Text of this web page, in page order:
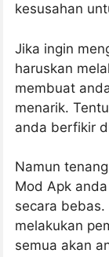
kesusahan
Jika ingin
haruskan
membuat
menarik.
anda berfikir
Namun
Mod Apk
secara
melakukan
semua akan